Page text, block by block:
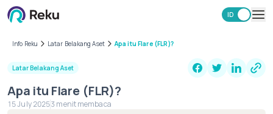
EN
ID
Learning Hub
Keamanan
Biaya
Info Reku Latar Belakang Aset Apa itu Flare (FLR)?
Latar Belakang Aset
Apa itu Flare (FLR)?
15 July 20253 menit membaca